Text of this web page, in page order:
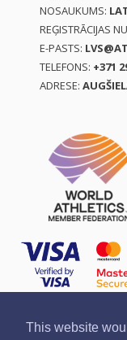
This website
NOSAUKUMS:
REĢISTRĀCIJAS
E-PASTS:
TELEFONS: +371
ADRESE: